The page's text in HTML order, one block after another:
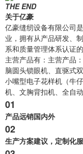
THE END
关于亿豪
亿豪缝纫设备有限公司
业，拥有从产品研发、
系和质量管理体系认证的
主营产品有：主营产品
脑圆头锁眼机、直驱式
小嘴型电子花样机（牛
机、文胸背扣机、全自动
01
产品远销国内外
02
生产方案建议，定制化